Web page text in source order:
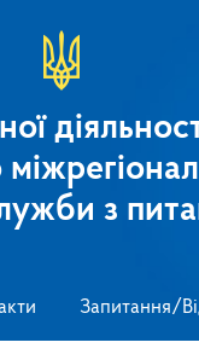
з
Запитання/